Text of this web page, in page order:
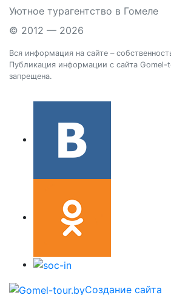
Уютное турагентство в Гомеле
© 2012 — 2026
Вся информация на сайте –
Публикация информации с сайта Gomel-
запрещена.
Создание сайта